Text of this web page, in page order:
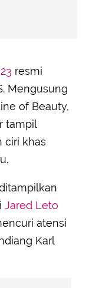
resmi
Mengusung
of Beauty,
tampil
ciri khas
Jared Leto
atensi
Karl